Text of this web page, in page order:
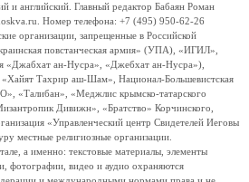
и английский. Главный редактор Бабаян Роман
Номер телефона: +7 (495) 950-62-26
организации, запрещенные в Российской
повстанческая армия» (УПА), «ИГИЛ»,
ан-Нусра», «Джебхат ан-Нусра»),
«Хайят Тахрир аш-Шам», Национал-Большевистская
«Талибан», «Меджлис крымско-татарского
Дивижн», «Братство» Корчинского,
«Управленческий центр Свидетелей Иеговы
местные религиозные организации.
а именно: текстовые материалы, элементы
фотографии, видео и аудио охраняются